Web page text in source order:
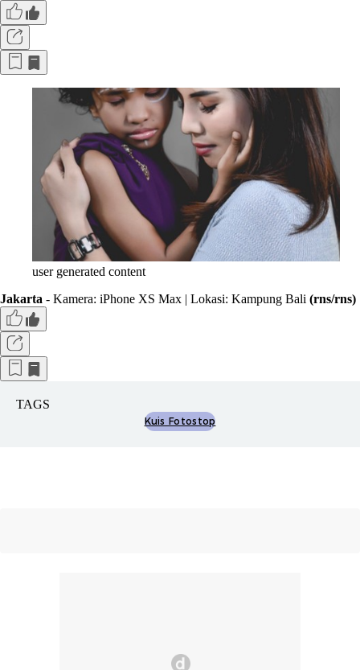
user generated content
Jakarta - Kamera: iPhone XS Max | Lokasi: Kampung Bali (rns/rns)
TAGS
Kuis Fotostop